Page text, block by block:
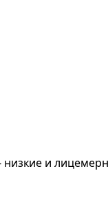
низкие и